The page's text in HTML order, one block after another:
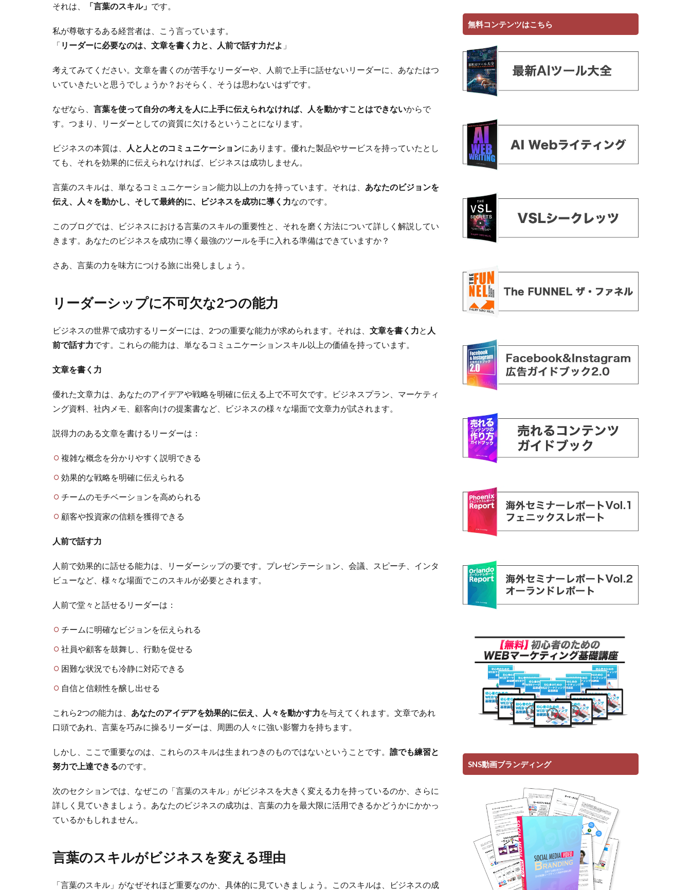
それは、 「言葉のスキル」 です。
私が尊敬するある経営者は、こう言っています。
「 リーダーに必要なのは、文章を書く力と、人前で話す力だよ 」
考えてみてください。文章を書くのが苦手なリーダーや、人前で上手に話せないリーダーに、あなたはつ
いていきたいと思うでしょうか？おそらく、そうは思わないはずです。
なぜなら、 言葉を使って自分の考えを人に上手に伝えられなければ、人を動かすことはできないからで
す。つまり、リーダーとしての資質に欠けるということになります。
ビジネスの本質は、 人と人とのコミュニケーションにあります。優れた製品やサービスを持っていたとし
ても、それを効果的に伝えられなければ、ビジネスは成功しません。
言葉のスキルは、単なるコミュニケーション能力以上の力を持っています。それは、 あなたのビジョンを
伝え、人々を動かし、そして最終的に、ビジネスを成功に導く力なのです。
このブログでは、ビジネスにおける言葉のスキルの重要性と、それを磨く方法について詳しく解説してい
きます。あなたのビジネスを成功に導く最強のツールを手に入れる準備はできていますか？
さあ、言葉の力を味方につける旅に出発しましょう。
リーダーシップに不可欠な2つの能力
ビジネスの世界で成功するリーダーには、2つの重要な能力が求められます。それは、 文章を書く力 と 人
前で話す力です。これらの能力は、単なるコミュニケーションスキル以上の価値を持っています。
文章を書く力
優れた文章力は、あなたのアイデアや戦略を明確に伝える上で不可欠です。ビジネスプラン、マーケティ
ング資料、社内メモ、顧客向けの提案書など、ビジネスの様々な場面で文章力が試されます。
説得力のある文章を書けるリーダーは：
複雑な概念を分かりやすく説明できる
効果的な戦略を明確に伝えられる
チームのモチベーションを高められる
顧客や投資家の信頼を獲得できる
人前で話す力
人前で効果的に話せる能力は、リーダーシップの要です。プレゼンテーション、会議、スピーチ、インタ
ビューなど、様々な場面でこのスキルが必要とされます。
人前で堂々と話せるリーダーは：
チームに明確なビジョンを伝えられる
社員や顧客を鼓舞し、行動を促せる
困難な状況でも冷静に対応できる
自信と信頼性を醸し出せる
これら2つの能力は、 あなたのアイデアを効果的に伝え、人々を動かす力を与えてくれます。文章であれ
口頭であれ、言葉を巧みに操るリーダーは、周囲の人々に強い影響力を持ちます。
しかし、ここで重要なのは、これらのスキルは生まれつきのものではないということです。 誰でも練習と
努力で上達できるのです。
次のセクションでは、なぜこの「言葉のスキル」がビジネスを大きく変える力を持っているのか、さらに
詳しく見ていきましょう。あなたのビジネスの成功は、言葉の力を最大限に活用できるかどうかにかかっ
ているかもしれません。
言葉のスキルがビジネスを変える理由
「言葉のスキル」がなぜそれほど重要なのか、具体的に見ていきましょう。このスキルは、ビジネスの成
無料コンテンツはこちら
SNS動画ブランディング